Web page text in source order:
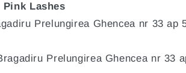
Lashes
Prelungirea Ghencea nr 33 ap
Prelungirea Ghencea nr 33